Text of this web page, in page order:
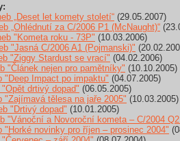
„Deset let komety století“ (29.05.2007)
„Ohlédnutí za C/2006 P1 (McNaught)“
"Kometa roku - 73P" (10.03.2006)
"Jasná C/2006 A1 (Pojmanski)"
"Ziggy Stardust se vrací" (04.02.2006)
"Článek nejen pro pamětníky" (10.10.2005)
"Deep Impact po impaktu" (04.07.2005)
drtivý dopad" (06.05.2005)
"Zajímavá tělesa na jaře 2005" (10.03.2005)
"Drtivý dopad" (10.01.2005)
"Vánoční a Novoroční kometa – C/2004
"Horké novinky pro říjen – prosinec 2004"